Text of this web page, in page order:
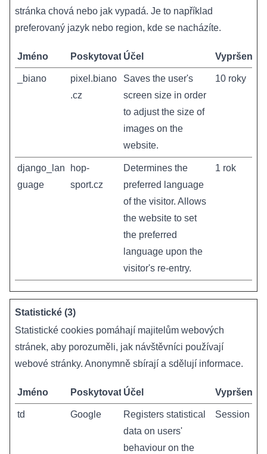
stránka chová nebo jak vypadá. Je to například
preferovaný jazyk nebo region, kde se nacházíte.
Jméno PoskytovatelÚčel Vypršení
_biano
pixel.biano
.cz
Saves the user's
screen size in order
to adjust the size of
images on the
website.
10 roky
django_lan
guage
hop-
sport.cz
Determines the
preferred language
of the visitor. Allows
the website to set
the preferred
language upon the
visitor's re-entry.
1 rok
Statistické (3)
Statistické cookies pomáhají majitelům webových
stránek, aby porozuměli, jak návštěvníci používají
webové stránky. Anonymně sbírají a sdělují informace.
Jméno PoskytovatelÚčel Vypršení
td Google
Registers statistical
data on users'
behaviour on the
Session